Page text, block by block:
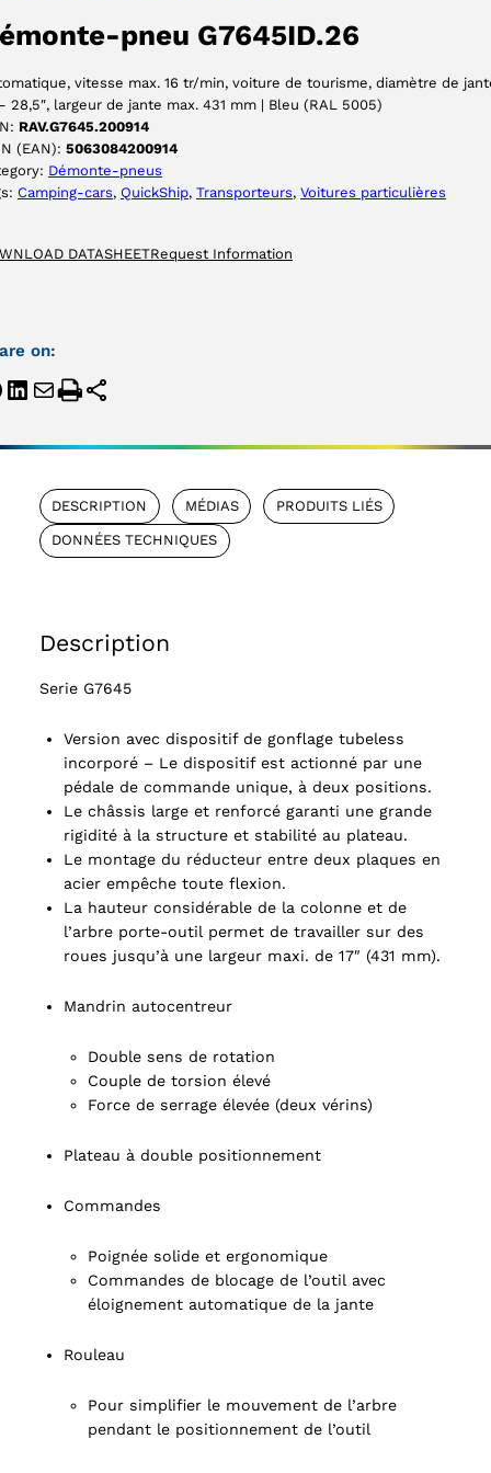
pneu G7645ID.26
vitesse max. 16 tr/min, voiture de tourisme, diamètre de
28,5″, largeur de jante max. 431 mm | Bleu (RAL 5005)
RAV.G7645.200914
(EAN): 5063084200914
Démonte-pneus
Camping-cars, QuickShip, Transporteurs, Voitures particulières
DATASHEETRequest Information
on:
DESCRIPTION MÉDIAS PRODUITS LIÉS
DONNÉES TECHNIQUES
Description
Serie G7645
Version avec dispositif de gonflage tubeless
incorporé – Le dispositif est actionné par une
pédale de commande unique, à deux positions.
Le châssis large et renforcé garanti une grande
rigidité à la structure et stabilité au plateau.
Le montage du réducteur entre deux plaques en
acier empêche toute flexion.
La hauteur considérable de la colonne et de
l’arbre porte-outil permet de travailler sur des
roues jusqu’à une largeur maxi. de 17″ (431 mm).
Mandrin autocentreur
Double sens de rotation
Couple de torsion élevé
Force de serrage élevée (deux vérins)
Plateau à double positionnement
Commandes
Poignée solide et ergonomique
Commandes de blocage de l’outil avec
éloignement automatique de la jante
Rouleau
Pour simplifier le mouvement de l’arbre
pendant le positionnement de l’outil
ACCEPTER